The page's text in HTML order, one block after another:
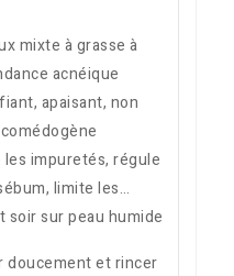
mixte à grasse à
acnéique
apaisant, non
comédogène
les impuretés, régule
limite les
soir sur peau humide
doucement et rincer